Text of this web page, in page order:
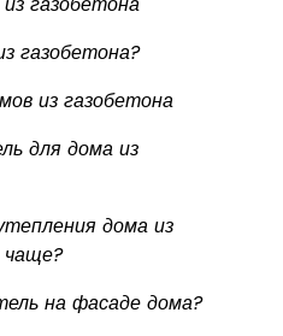
газобетона?
из газобетона
для дома из
дома из
чаще?
на фасаде дома?